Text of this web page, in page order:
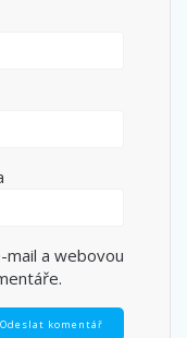
mail a webovou